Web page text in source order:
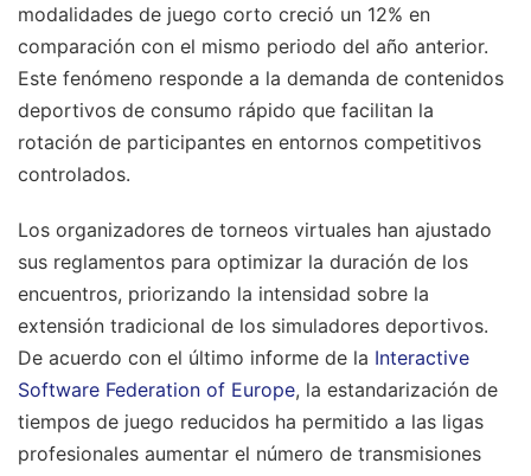
modalidades de juego corto creció un 12% en
comparación con el mismo periodo del año anterior.
Este fenómeno responde a la demanda de contenidos
deportivos de consumo rápido que facilitan la
rotación de participantes en entornos competitivos
controlados.
Los organizadores de torneos virtuales han ajustado
sus reglamentos para optimizar la duración de los
encuentros, priorizando la intensidad sobre la
extensión tradicional de los simuladores deportivos.
De acuerdo con el último informe de la Interactive
Software Federation of Europe, la estandarización de
tiempos de juego reducidos ha permitido a las ligas
profesionales aumentar el número de transmisiones